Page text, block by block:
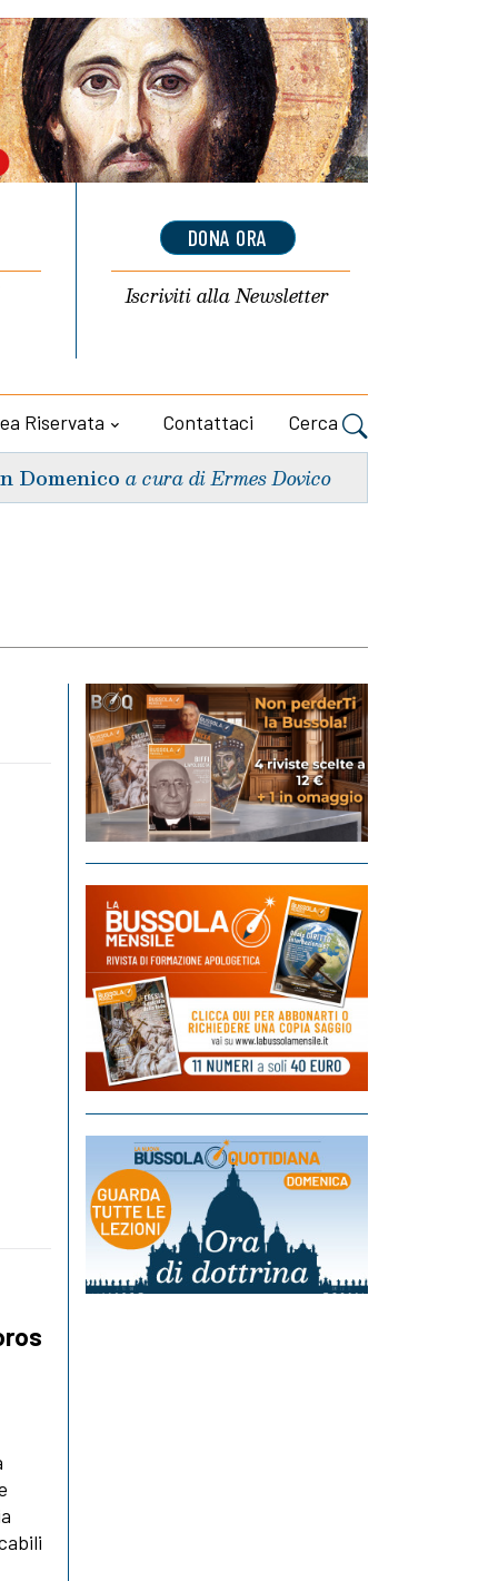
DONA ORA
Iscriviti allaNewsletter
Riservata Contattaci Cerca
Domenico a cura di Ermes Dovico